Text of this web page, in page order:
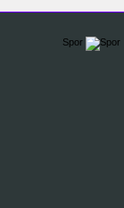
Spor